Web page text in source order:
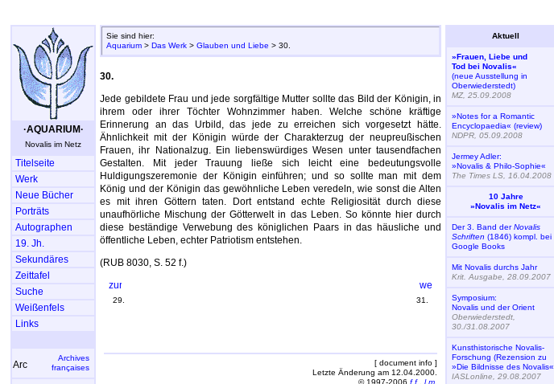
·AQUARIUM·
Novalis im Netz
Titelseite
Werk
Neue Bücher
Porträts
Autographen
19. Jh.
Sekundäres
Zeittafel
Suche
Weißenfels
Links
Archives
françaises
Sie sind hier:
Aquarium > Das Werk > Glauben und Liebe > 30.
30.
Jede gebildete Frau und jede sorgfältige Mutter sollte das Bild der Königin, in
ihrem oder ihrer Töchter Wohnzimmer haben. Welche schöne kräftige
Erinnerung an das Urbild, das jede zu erreichen sich vorgesetzt hätte.
Ähnlichkeit mit der Königin würde der Charakterzug der neupreußischen
Frauen, ihr Nationalzug. Ein liebenswürdiges Wesen unter tausendfachen
Gestalten. Mit jeder Trauung ließe sich leicht eine bedeutungsvolle
Huldigungszeremonie der Königin einführen; und so sollte man mit dem
König und der Königin das gewöhnliche Leben veredeln, wie sonst die Alten
es mit ihren Göttern taten. Dort entstand echte Religiosität durch diese
unaufhörliche Mischung der Götterwelt in das Leben. So könnte hier durch
diese beständige Verwebung des königlichen Paars in das häusliche und
öffentliche Leben, echter Patriotism entstehen.
(RUB 8030, S. 52 f.)
29. 31.
[ document info ]
Letzte Änderung am 12.04.2000.
© 1997-2006 f.f. l.m.
Aktuell
»Frauen, Liebe und
Tod bei Novalis«
(neue Ausstellung in
Oberwiederstedt)
MZ, 25.09.2008
»Notes for a Romantic
Encyclopaedia« (review)
NDPR, 05.09.2008
Jermey Adler:
»Novalis & Philo-Sophie«
The Times LS, 16.04.2008
10 Jahre
»Novalis im Netz«
Der 3. Band derNovalis
Schriften (1846) kompl. bei
Google Books
Mit Novalis durchs Jahr
Krit. Ausgabe, 28.09.2007
Symposium:
Novalis und der Orient
Oberwiederstedt,
30./31.08.2007
Kunsthistorische Novalis-
Forschung (Rezension zu
»Die Bildnisse des Novalis«
IASLonline, 29.08.2007